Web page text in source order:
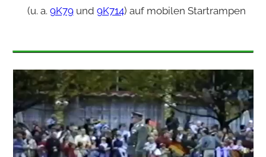
(u. a. 9K79und 9K714) auf mobilen Startrampen